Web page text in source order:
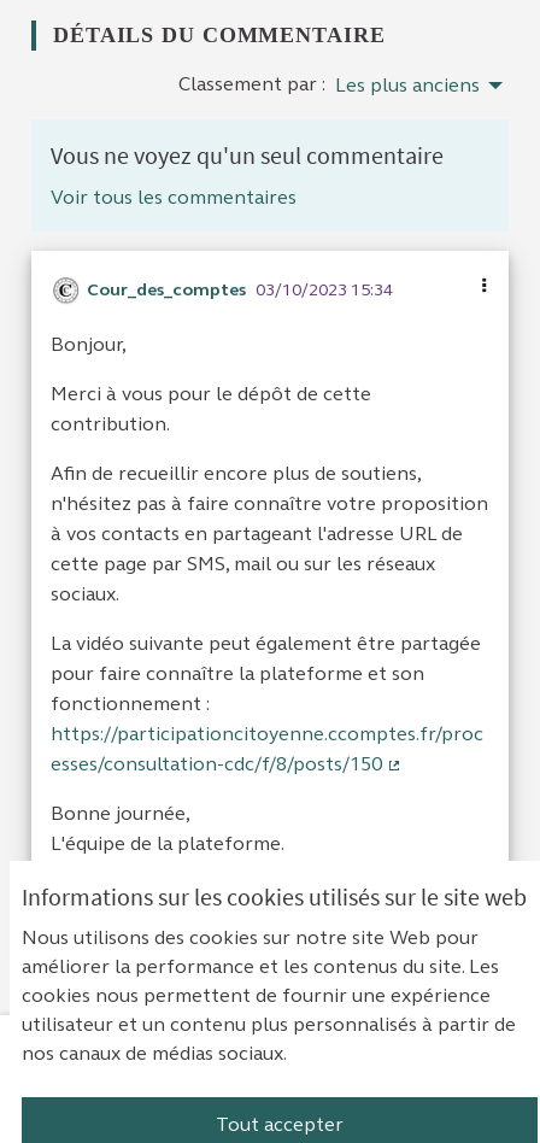
Informations sur les cookies utilisés sur le site web
Nous utilisons des cookies sur notre site Web pour
améliorer la performance et les contenus du site. Les
cookies nous permettent de fournir une expérience
utilisateur et un contenu plus personnalisés à partir de
nos canaux de médias sociaux.
Tout accepter
DÉTAILS DU COMMENTAIRE
Classement par : Les plus anciens
Vous ne voyez qu'un seul commentaire
Voir tous les commentaires
Cour_des_comptes 03/10/2023 15:34
Bonjour,
Merci à vous pour le dépôt de cette
contribution.
Afin de recueillir encore plus de soutiens,
n'hésitez pas à faire connaître votre proposition
à vos contacts en partageant l'adresse URL de
cette page par SMS, mail ou sur les réseaux
sociaux.
La vidéo suivante peut également être partagée
pour faire connaître la plateforme et son
fonctionnement :
https://participationcitoyenne.ccomptes.fr/proc
esses/consultation-cdc/f/8/posts/150
Bonne journée,
L'équipe de la plateforme.
Mentions légales
Paramètres des cookies